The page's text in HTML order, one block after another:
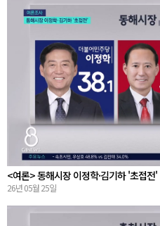
<여론> 동해시장 이정학·김기하 '초접전'
26년 05월 25일